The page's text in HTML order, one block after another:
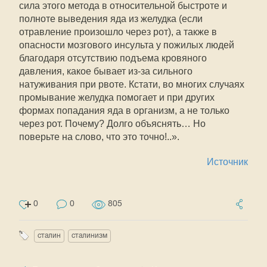
сила этого метода в относительной быстроте и
полноте выведения яда из желудка (если
отравление произошло через рот), а также в
опасности мозгового инсульта у пожилых людей
благодаря отсутствию подъема кровяного
давления, какое бывает из-за сильного
натуживания при рвоте. Кстати, во многих случаях
промывание желудка помогает и при других
формах попадания яда в организм, а не только
через рот. Почему? Долго объяснять… Но
поверьте на слово, что это точно!..».
Источник
0 0 805
сталин сталинизм